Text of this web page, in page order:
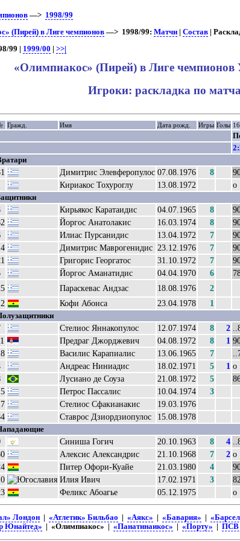
—> 1998/99
(Пирей) в Лиге чемпионов—> 1998/99: Матчи| Состав|
99 | 1999/00 | >>|
«Олимпиакос» (Пирей) в Лиге
Игроки: раскладка по
Гражд. Имя Дата рожд. Игры Голы
Димитрис Элевферопулос 07.08.1976 8
Кириакос Тохуроглу 13.08.1972 о
Кирьякос Каратаидис 04.07.1965 8
Йоргос Анатолакис 16.03.1974 8
Илиас Пурсанидис 13.04.1972 7
Димитрис Маврогенидис 23.12.1976 7
Григорис Георгатос 31.10.1972 7
Йоргос Аманатидис 04.04.1970 6
Параскевас Андзас 18.08.1976 2
Кофи Абонса 23.04.1978 1
Стелиос Яннакопулос 12.07.1974 8 2
Предраг Джорджевич 04.08.1972 8 1
Василис Карапиалис 13.06.1965 7
Андреас Ниниадис 18.02.1971 5 1 о
Лусиано де Соуза 21.08.1972 5
Петрос Пассалис 10.04.1974 3
Стелиос Сфакианакис 19.03.1976
Ставрос Дзиордзиопулос 15.08.1978
Синиша Гогич 20.10.1963 8 4
Алексис Александрис 21.10.1968 7 2 о
Питер Офори-Куайе 21.03.1980 4
Илия Ивич 17.02.1971 3
Феликс Абоагье 05.12.1975 о
Лондон| «Атлетик» Бильбао | «Аякс» | «Бавария» |
Юнайтед» | «Олимпиакос» | «Панатинаикос» | «Порту» | ПСВ